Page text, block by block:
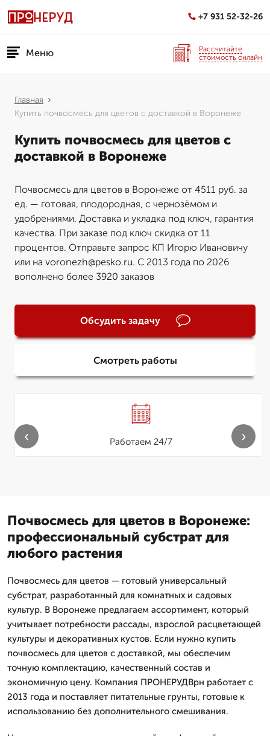
+7 931 52-32-26
Меню
Рассчитайте
стоимость онлайн
Главная
Купить почвосмесь для цветов с доставкой в Воронеже
Купить почвосмесь для цветов с
доставкой в Воронеже
Почвосмесь для цветов в Воронеже от 4511 руб. за
ед. — готовая, плодородная, с чернозёмом и
удобрениями. Доставка и укладка под ключ, гарантия
качества. При заказе под ключ скидка от 11
процентов. Отправьте запрос КП Игорю Ивановичу
или на voronezh@pesko.ru. С 2013 года по 2026
вополнено более 3920 заказов
Обсудить задачу
Смотреть работы
Работаем 24/7
‹ ›
Почвосмесь для цветов в Воронеже:
профессиональный субстрат для
любого растения
Почвосмесь для цветов — готовый универсальный
субстрат, разработанный для комнатных и садовых
культур. В Воронеже предлагаем ассортимент, который
учитывает потребности рассады, взрослой расцветающей
культуры и декоративных кустов. Если нужно купить
почвосмесь для цветов с доставкой, мы обеспечим
точную комплектацию, качественный состав и
экономичную цену. Компания ПРОНЕРУДВрн работает с
2013 года и поставляет питательные грунты, готовые к
использованию без дополнительного смешивания.